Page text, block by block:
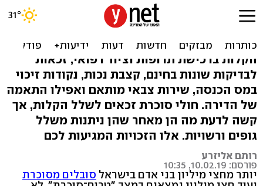
חולי סוכרת? המדריך המלא
לכל הזכויות שמגיעות לכם
הקלות ברכישת תרופות וציוד רפואי, זכאות
לבדיקות שונות בחינם, קצבת נכות, נקודות זיכוי
במס הכנסה, שירות צבאי מותאם ואפילו התאמה
של הדירה. חולי סוכרת זכאים לשלל הקלות, אך
קשה לדעת מה הן מאחר שהן ניתנות משלל
גופים ורשויות. אלו הזכויות המגיעות לכם
רותם אליזרע
פורסם: 10.02.19, 10:35
יותר מחצי מיליון בני אדם בישראל סובלים מסוכרת